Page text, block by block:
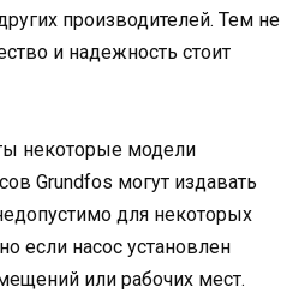
производителей. Тем не
и надежность стоит
некоторые модели
Grundfos могут издавать
для некоторых
если насос установлен
или рабочих мест.